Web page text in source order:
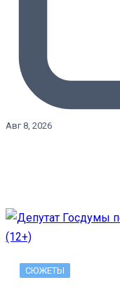
Авг 8, 2026
СЮЖЕТЫ